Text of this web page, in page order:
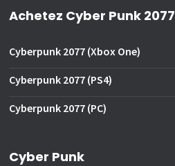
Achetez Cyber Punk 2077
Cyberpunk 2077 (Xbox One)
Cyberpunk 2077 (PS4)
Cyberpunk 2077 (PC)
Cyber Punk